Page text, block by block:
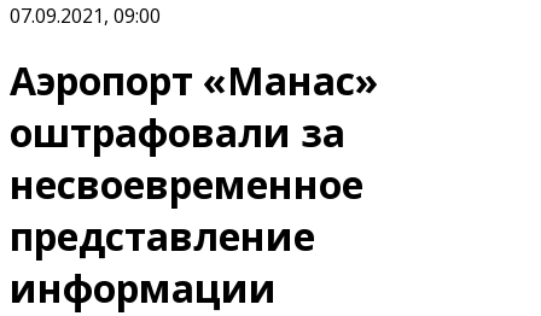
07.09.2021, 09:00
Аэропорт «Манас»
оштрафовали за
несвоевременное
представление
информации